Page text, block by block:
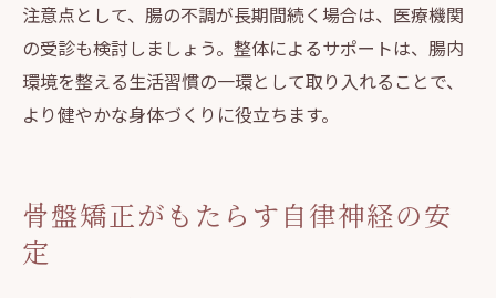
注意点として、腸の不調が長期間続く場合は、医療機関
の受診も検討しましょう。整体によるサポートは、腸内
環境を整える生活習慣の一環として取り入れることで、
より健やかな身体づくりに役立ちます。
骨盤矯正がもたらす自律神経の安
定